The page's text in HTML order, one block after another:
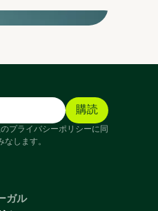
プライバシーポリシーに同
なします。
ガル